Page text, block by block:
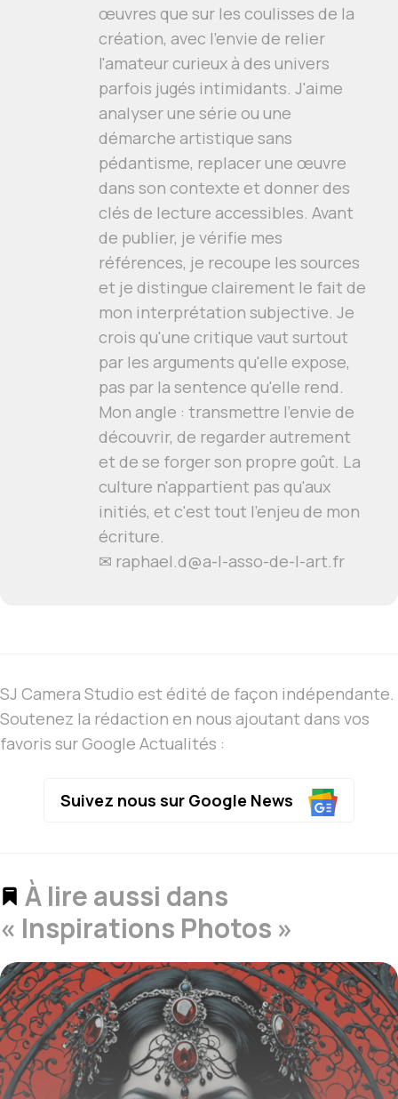
œuvres que sur les coulisses de la
création, avec l'envie de relier
l'amateur curieux à des univers
parfois jugés intimidants. J'aime
analyser une série ou une
démarche artistique sans
pédantisme, replacer une œuvre
dans son contexte et donner des
clés de lecture accessibles. Avant
de publier, je vérifie mes
références, je recoupe les sources
et je distingue clairement le fait de
mon interprétation subjective. Je
crois qu'une critique vaut surtout
par les arguments qu'elle expose,
pas par la sentence qu'elle rend.
Mon angle : transmettre l'envie de
découvrir, de regarder autrement
et de se forger son propre goût. La
culture n'appartient pas qu'aux
initiés, et c'est tout l'enjeu de mon
écriture.
✉ raphael.d@a-l-asso-de-l-art.fr
SJ Camera Studio est édité de façon indépendante.
Soutenez la rédaction en nous ajoutant dans vos
favoris sur Google Actualités :
Suivez nous sur Google News
À lire aussi dans
« Inspirations Photos »